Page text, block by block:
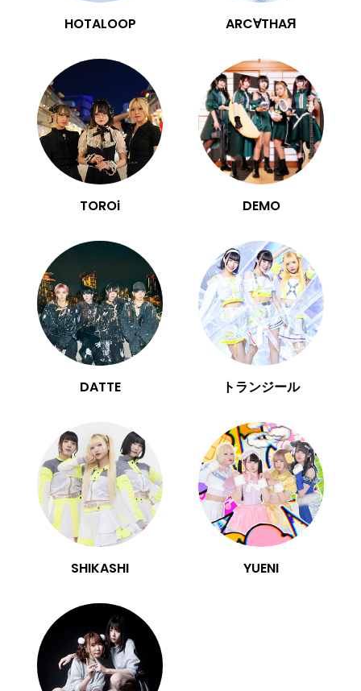
HOTALOOP ARC∀THAЯ
TOROi DEMO
DATTE トランジール
SHIKASHI YUENI